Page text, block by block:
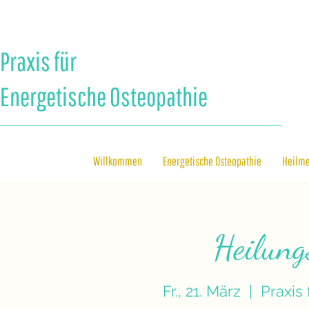
Praxis für
Energetische Osteopathie
Willkommen Energetische Osteopathie
Fr., 21. März
  |